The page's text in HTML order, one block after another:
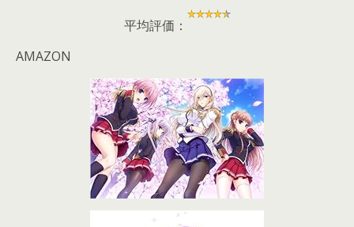
平均評価：
AMAZON